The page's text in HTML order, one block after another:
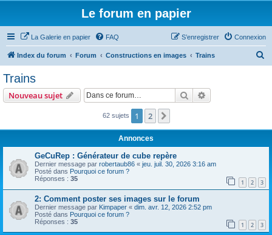
Le forum en papier
La Galerie en papier FAQ Connexion
S’enregistrer
Index du forum Forum Constructions en images Trains
r
Trains
Nouveau sujet Rechercher
62 sujets 1 2
Annonces
GeCuRep : Générateur de cube repère
Dernier message par robertaub86 « jeu. juil. 30, 2026 3:16 am
Posté dans Pourquoi ce forum ?
Réponses : 35 1 2 3
2: Comment poster ses images sur le forum
Dernier message par Kimpaper « dim. avr. 12, 2026 2:52 pm
Posté dans Pourquoi ce forum ?
Réponses : 35 1 2 3